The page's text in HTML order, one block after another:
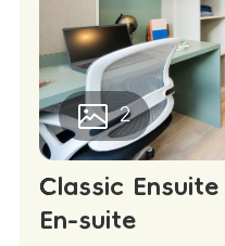
2
Classic Ensuite |
En-suite